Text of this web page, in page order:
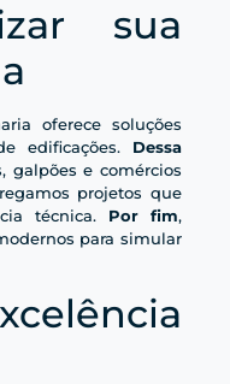
sua
oferece soluções
edificações. Dessa
galpões e comércios
projetos que
técnica. Por fim,
para simular